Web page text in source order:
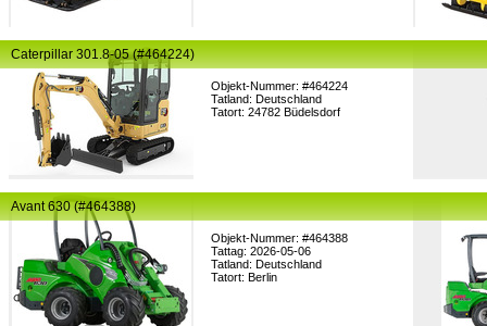
Objekt-Nummer: #464224
Tatland: Deutschland
Tatort: 24782 Büdelsdorf
Caterpillar 301.8-05 (#464224)
Objekt-Nummer: #464388
Tattag: 2026-05-06
Tatland: Deutschland
Tatort: Berlin
Avant 630 (#464388)